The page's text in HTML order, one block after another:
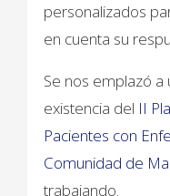
personalizados
en cuenta su
Se nos emplazó
existencia del II
Pacientes con
Comunidad de
trabajando.